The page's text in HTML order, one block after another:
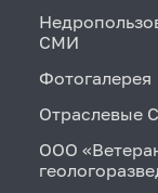
СМИ
Фотогалерея
Отраслевые
ООО